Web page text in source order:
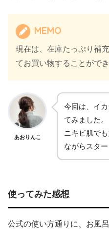
MEMO
現在は、在庫たっぷり補
てお買い物することができ
あおりんこ
今回は、イ
てみました。
ニキビ肌で
ながらスター
使ってみた感想
公式の使い方通りに、お風